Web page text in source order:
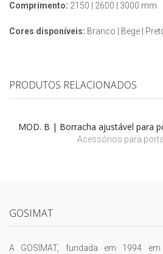
Comprimento: 2150 | 2600 | 3000 mm
Cores disponíveis: Branco | Bege |
PRODUTOS RELACIONADOS
MOD. B | Borracha ajustável para
Acessórios para
GOSIMAT
A GOSIMAT, fundada em 1994